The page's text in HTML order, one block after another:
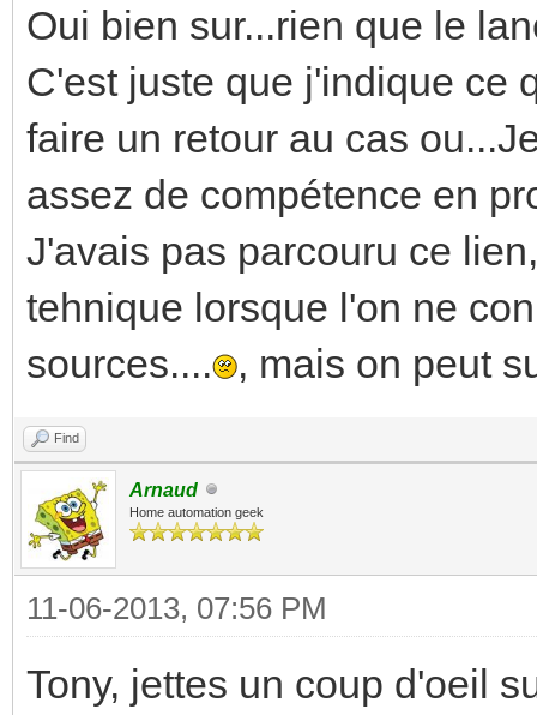
Oui bien sur...rien que le
C'est juste que j'indique ce
faire un retour au cas
assez de compétence en
J'avais pas parcouru ce
tehnique lorsque l'on ne
sources....
, mais on peut
Find
Arnaud
Home automation geek
11-06-2013, 07:56 PM
Tony, jettes un coup d'oeil